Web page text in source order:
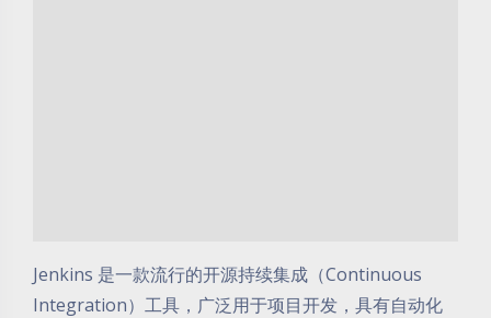
Jenkins 是一款流行的开源持续集成（Continuous
Integration）工具，广泛用于项目开发，具有自动化